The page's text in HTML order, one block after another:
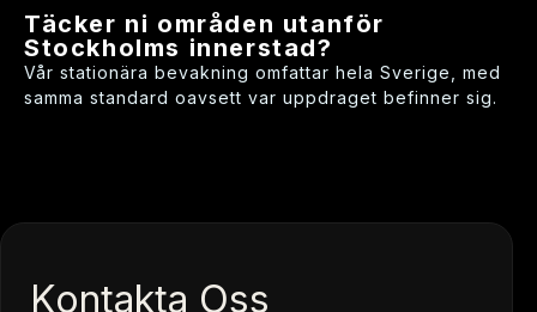
Täcker ni områden utanför
Stockholms innerstad?
Vår stationära bevakning omfattar hela Sverige, med
samma standard oavsett var uppdraget befinner sig.
Kontakta Oss